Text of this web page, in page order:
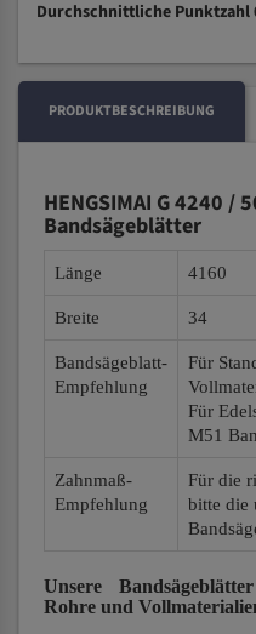
Durchschnittliche Punktzahl
PRODUKTBESCHREIBUNG
HENGSIMAI G 4240 /
Bandsägeblätter
Länge 4160
Breite 34
Bandsägeblatt-
Empfehlung
Für
Für
M51
Zahnmaß-
Empfehlung
Für die
bitte die
Unsere Bandsägeblätter
Rohre und